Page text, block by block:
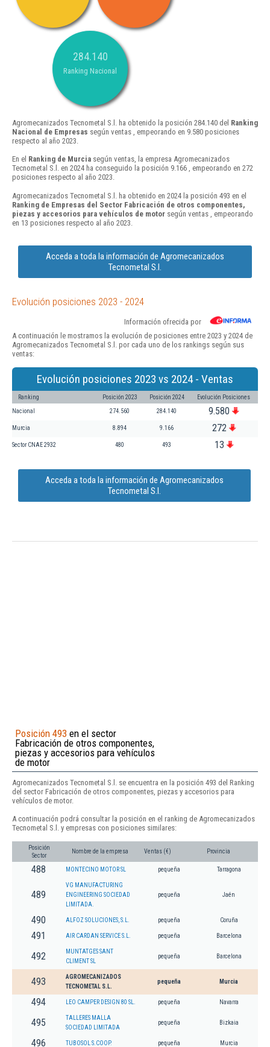
284.140
Ranking Nacional
Agromecanizados Tecnometal S.l. ha obtenido la posición 284.140 del Ranking
Nacional de Empresas según ventas , empeorando en 9.580 posiciones
respecto al año 2023.
En el Ranking de Murcia según ventas, la empresa Agromecanizados
Tecnometal S.l. en 2024 ha conseguido la posición 9.166 , empeorando en 272
posiciones respecto al año 2023.
Agromecanizados Tecnometal S.l. ha obtenido en 2024 la posición 493 en el
Ranking de Empresas del Sector Fabricación de otros componentes,
piezas y accesorios para vehículos de motor según ventas , empeorando
en 13 posiciones respecto al año 2023.
Acceda a toda la información de Agromecanizados
Tecnometal S.l.
Evolución posiciones 2023 - 2024
Información ofrecida por
A continuación le mostramos la evolución de posiciones entre 2023 y 2024 de
Agromecanizados Tecnometal S.l. por cada uno de los rankings según sus
ventas:
Evolución posiciones 2023 vs 2024 - Ventas
Ranking Posición 2023 Posición 2024 Evolución Posiciones
Nacional 274.560 284.140 9.580
Murcia 8.894 9.166 272
Sector CNAE 2932 480 493 13
Acceda a toda la información de Agromecanizados
Tecnometal S.l.
Posición 493 en el sector
Fabricación de otros componentes,
piezas y accesorios para vehículos
de motor
Agromecanizados Tecnometal S.l. se encuentra en la posición 493 del Ranking
del sector Fabricación de otros componentes, piezas y accesorios para
vehículos de motor.
A continuación podrá consultar la posición en el ranking de Agromecanizados
Tecnometal S.l. y empresas con posiciones similares:
Posición
Sector
Nombre de la empresa Ventas (€) Provincia
488 MONTECINO MOTOR SL pequeña Tarragona
489
VG MANUFACTURING
ENGINEERING SOCIEDAD
LIMITADA.
pequeña Jaén
490 ALFOZ SOLUCIONES, S.L. pequeña Coruña
491 AIR CARDAN SERVICE S.L. pequeña Barcelona
492
MUNTATGES SANT
CLIMENT SL
pequeña Barcelona
493
AGROMECANIZADOS
TECNOMETAL S.L.
pequeña Murcia
494 LEO CAMPER DESIGN 80 SL. pequeña Navarra
495
TALLERES MALLA
SOCIEDAD LIMITADA
pequeña Bizkaia
496 TUBOSOL S.COOP. pequeña Murcia